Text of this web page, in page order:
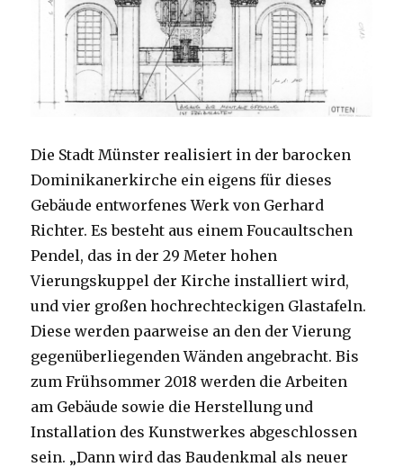
Die Stadt Münster realisiert in der barocken
Dominikanerkirche ein eigens für dieses
Gebäude entworfenes Werk von Gerhard
Richter. Es besteht aus einem Foucaultschen
Pendel, das in der 29 Meter hohen
Vierungskuppel der Kirche installiert wird,
und vier großen hochrechteckigen Glastafeln.
Diese werden paarweise an den der Vierung
gegenüberliegenden Wänden angebracht. Bis
zum Frühsommer 2018 werden die Arbeiten
am Gebäude sowie die Herstellung und
Installation des Kunstwerkes abgeschlossen
sein. „Dann wird das Baudenkmal als neuer